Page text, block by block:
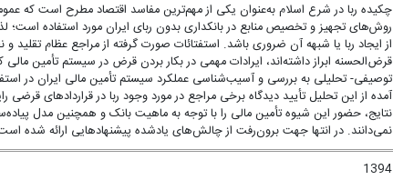
چکیده ربا در شرع اسلام به‌عنوان یکی از مهم‌ترین مفاسد اقتصاد مطرح است که
روش‌های تجهیز و تخصیص منابع در بانکداری بدون ربای ایران مورد استفاده
از ایجاد ربا یا شبهه آن ضروری باشد. استفتائات صورت گرفته از مراجع عظام
قرض‌الحسنه ابراز داشته‌اند، ایرادات مهمی در بکار بردن قرض در سیستم تأمین
توصیفی- تحلیلی به بررسی و آسیب‌شناسی عملکرد سیستم تأمین مالی ایران در
آمده از این تحلیل تأیید دیدگاه برخی مراجع در مورد وجود ربا در قراردادهای قرضی
نتایج، حضور این شیوه تأمین مالی را با توجه به ماهیت بانک و همچنین مدل
نمی‌دانند. در انتها جهت برون‌رفت از چالش‌های یادشده پیشنهادهایی ارائه شده
1394